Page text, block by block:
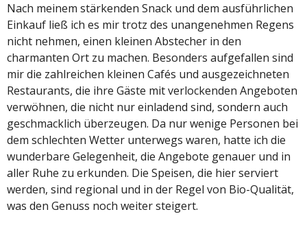
Nach meinem stärkenden Snack und dem ausführlichen
Einkauf ließ ich es mir trotz des unangenehmen Regens
nicht nehmen, einen kleinen Abstecher in den
charmanten Ort zu machen. Besonders aufgefallen sind
mir die zahlreichen kleinen Cafés und ausgezeichneten
Restaurants, die ihre Gäste mit verlockenden Angeboten
verwöhnen, die nicht nur einladend sind, sondern auch
geschmacklich überzeugen. Da nur wenige Personen bei
dem schlechten Wetter unterwegs waren, hatte ich die
wunderbare Gelegenheit, die Angebote genauer und in
aller Ruhe zu erkunden. Die Speisen, die hier serviert
werden, sind regional und in der Regel von Bio-Qualität,
was den Genuss noch weiter steigert.